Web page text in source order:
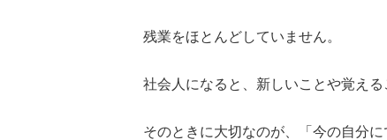
残業をほとんどしていません。
社会人になると、新しいことや覚え
そのときに大切なのが、「今の自分